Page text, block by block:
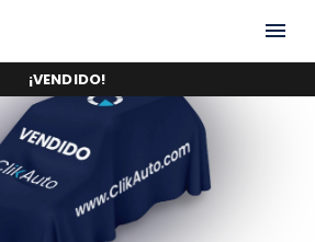
¡VENDIDO!